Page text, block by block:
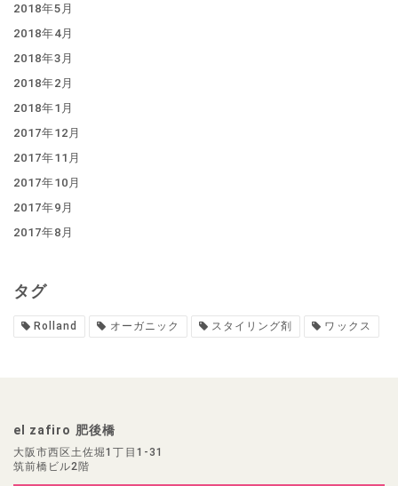
2018年5月
2018年4月
2018年3月
2018年2月
2018年1月
2017年12月
2017年11月
2017年10月
2017年9月
2017年8月
タグ
Rolland オーガニック スタイリング剤 ワックス
el zafiro 肥後橋
大阪市西区土佐堀1丁目1-31
筑前橋ビル2階